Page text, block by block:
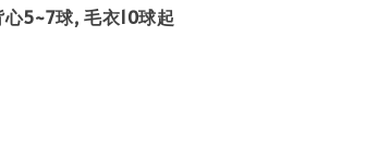
5~7球, 毛衣10球起